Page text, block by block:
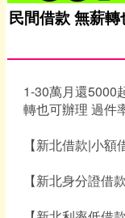
民間借款 無薪
1-30萬月還5000
轉也可辦理 過件
【新北借款|小額
【新北身分證借